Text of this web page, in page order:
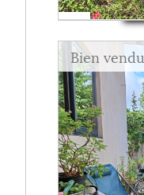
Bien vendu